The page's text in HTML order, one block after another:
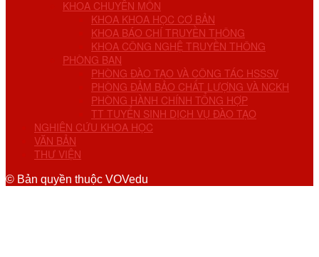
KHOA CHUYÊN MÔN
KHOA KHOA HỌC CƠ BẢN
KHOA BÁO CHÍ TRUYỀN THÔNG
KHOA CÔNG NGHỆ TRUYỀN THÔNG
PHÒNG BAN
PHÒNG ĐÀO TẠO VÀ CÔNG TÁC HSSSV
PHÒNG ĐẢM BẢO CHẤT LƯỢNG VÀ NCKH
PHÒNG HÀNH CHÍNH TỔNG HỢP
TT TUYỂN SINH DỊCH VỤ ĐÀO TẠO
NGHIÊN CỨU KHOA HỌC
VĂN BẢN
THƯ VIỆN
© Bản quyền thuộc VOVedu